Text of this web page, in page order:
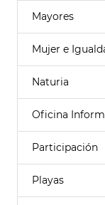
Mayores
Mujer e
Naturia
Oficina
Participación
Playas